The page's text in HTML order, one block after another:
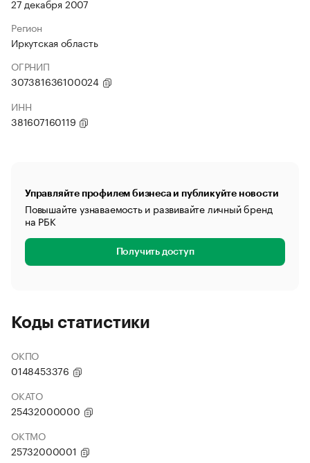
27 декабря 2007
Регион
Иркутская область
ОГРНИП
307381636100024
ИНН
381607160119
Управляйте профилем бизнеса и публикуйте новости
Повышайте узнаваемость и развивайте личный бренд
на РБК
Получить доступ
Коды статистики
ОКПО
0148453376
ОКАТО
25432000000
ОКТМО
25732000001